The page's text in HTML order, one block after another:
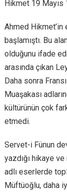
Hikmet 19 Mayıs
Ahmed Hikmet’in
başlamıştı. Bu
olduğunu ifade
arasında çıkan
Daha sonra
Muaşakası
kültürünün çok
etmedi.
Servet-i Fünun
yazdığı hikaye
adlı eserlerde
Müftüoğlu, daha